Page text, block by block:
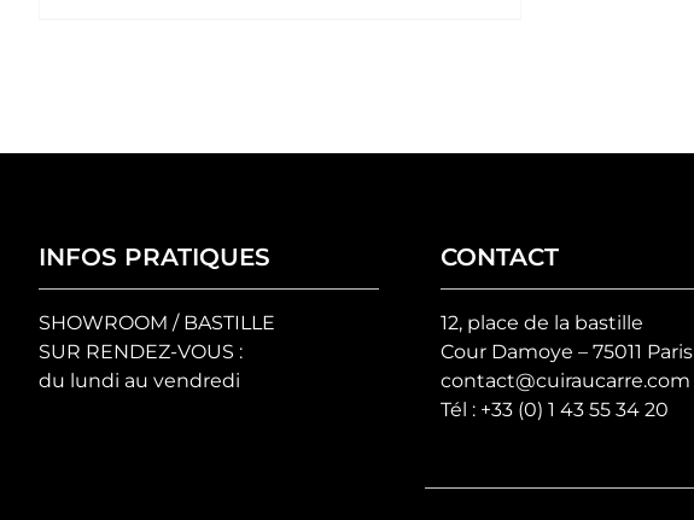
INFOS PRATIQUES
SHOWROOM / BASTILLE
SUR RENDEZ-VOUS :
du lundi au vendredi
CONTACT
12, place de la bastille
Cour Damoye – 75011 Paris
contact@cuiraucarre.com
Tél : +33 (0) 1 43 55 34 20